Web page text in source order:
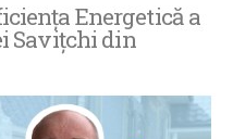
Energetică a
Savițchi din